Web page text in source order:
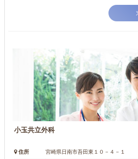
小玉共立外科
住所 宮崎県日南市吾田東１０－４－１